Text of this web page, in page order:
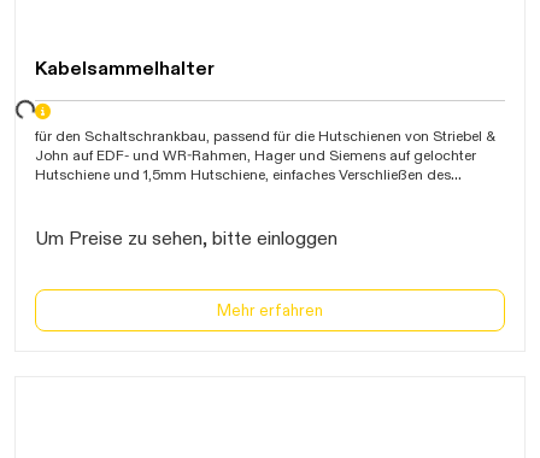
Kabelsammelhalter
Daten werden geladen. Bitte warten...
für den Schaltschrankbau, passend für die Hutschienen von Striebel &
John auf EDF- und WR-Rahmen, Hager und Siemens auf gelochter
Hutschiene und 1,5mm Hutschiene, einfaches Verschließen des
Um Preise zu sehen, bitte einloggen
Mehr erfahren